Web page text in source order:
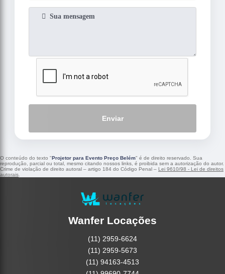
Enviar
O conteúdo do texto "Projetor para Evento Preço Belém" é de direito reservado. Sua
reprodução, parcial ou total, mesmo citando nossos links, é proibida sem a autorização do autor.
Crime de violação de direito autoral – artigo 184 do Código Penal – Lei 9610/98 - Lei de direitos
autorais
Wanfer Locações
(11) 2959-6624
(11) 2959-5673
(11) 94163-4513